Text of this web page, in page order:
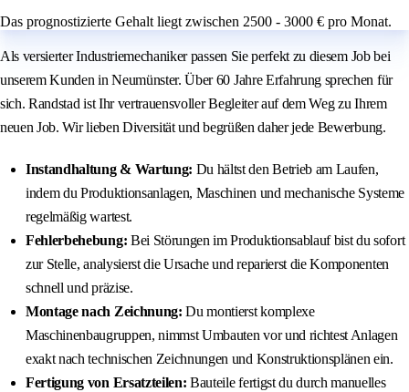
Das prognostizierte Gehalt liegt zwischen 2500 - 3000 € pro Monat.
Als versierter Industriemechaniker passen Sie perfekt zu diesem Job bei
unserem Kunden in Neumünster. Über 60 Jahre Erfahrung sprechen für
sich. Randstad ist Ihr vertrauensvoller Begleiter auf dem Weg zu Ihrem
neuen Job. Wir lieben Diversität und begrüßen daher jede Bewerbung.
Instandhaltung & Wartung: Du hältst den Betrieb am Laufen,
indem du Produktionsanlagen, Maschinen und mechanische Systeme
regelmäßig wartest.
Fehlerbehebung: Bei Störungen im Produktionsablauf bist du sofort
zur Stelle, analysierst die Ursache und reparierst die Komponenten
schnell und präzise.
Montage nach Zeichnung: Du montierst komplexe
Maschinenbaugruppen, nimmst Umbauten vor und richtest Anlagen
exakt nach technischen Zeichnungen und Konstruktionsplänen ein.
Fertigung von Ersatzteilen: Bauteile fertigst du durch manuelles